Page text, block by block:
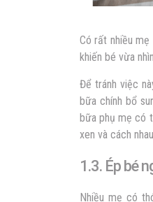
Có rất nhiều
khiến bé vừa
Để tránh việc
bữa chính bổ
bữa phụ mẹ có
xen và cách
1.3. Ép bé
Nhiều mẹ có